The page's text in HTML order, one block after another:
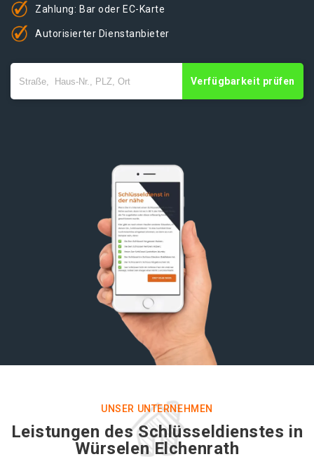
Zahlung: Bar oder EC-Karte
Autorisierter Dienstanbieter
Verfügbarkeit prüfen
UNSER UNTERNEHMEN
Leistungen des Schlüsseldienstes in
Würselen Elchenrath